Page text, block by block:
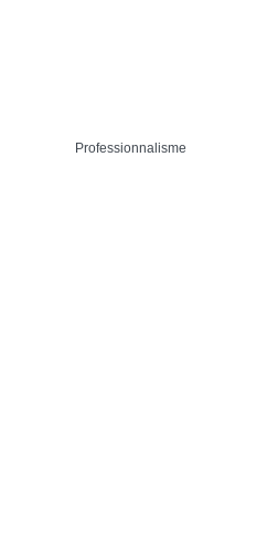
Professionnalisme